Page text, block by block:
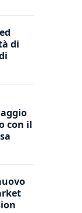
di
con il